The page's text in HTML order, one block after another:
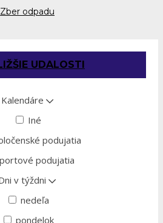
Zber odpadu
UDALOSTI
Kalendáre
Iné
podujatia
podujatia
v týždni
nedeľa
pondelok